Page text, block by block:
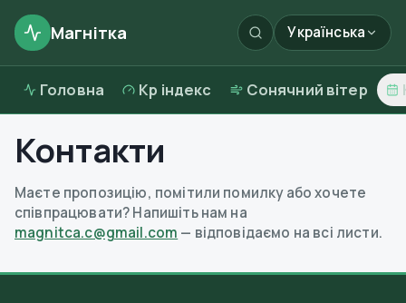
Магнітка Українська
Головна Kp індекс Сонячний вітер
Контакти
Маєте пропозицію, помітили помилку або хочете
співпрацювати? Напишіть нам на
magnitca.c@gmail.com — відповідаємо на всі листи.